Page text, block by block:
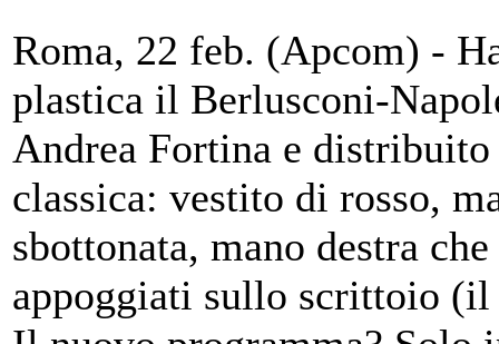
Roma, 22 feb. (Apcom) -
plastica il Berlusconi-
Andrea Fortina e
classica: vestito di rosso,
sbottonata, mano destra
appoggiati sullo scrittoio